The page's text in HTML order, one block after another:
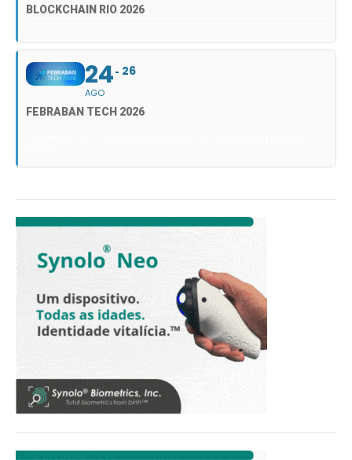
BLOCKCHAIN RIO 2026
24
AGO
26
FEBRABAN TECH 2026